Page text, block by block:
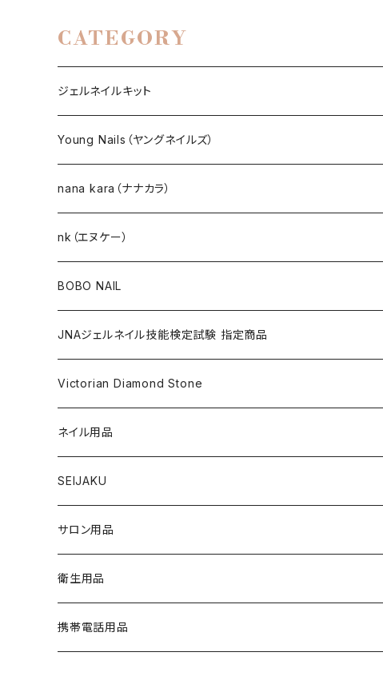
CATEGORY
ジェルネイルキット
選べるジェルネイルキット
ネイルアート作成キット
Young Nails（ヤングネイルズ）
BEST SELLERS（ベストセラー）
KITS（キット）
ACRYLIC（アクリル）
ACRYLIC POWDER（アクリルパウダー）
NAIL LIQUID（ネイルリキッド）
DIP & COLOR ACRYLIC POWDERS
DIP AND COLOR ACRYLIC POWDERS
KITS（キット）
GEL（ジェル）
SYNERGY GEL（シナジージェル）
PRECISION GEL APPLICATORS
ACCESSORIES（アクセサリー）
E-FILE & BITS（電子ファイルとビット）
DUST COLLECTOR（集塵機）
NAIL POLISH（ネイルポリッシュ）
YN NAIL POLISH（ネイルポリッシュ）
YN CONVERSIONS（別のヤングネイルズ）
NAIL ART（ネイルアート）
YN ART GLITTERS（アートグリッター）
YN ART MYLARS（アートマイラー）
PREPS & TREATMENTS
BRUSH CAP（ブラシキャップ）
nana kara（ナナカラ）
GEL NAIL
nana kara [3g] （ナナカラ）
nana kara petit [1g] （ナナカラ プチ）
フィルインジェル
クリアジェル
NAIL ART
ネイルパーツ
ネイルストーンパーツ
NAIL TIPS
NAIL TOOL
ブラシ
ネイルファイル
NAIL PREPS
LED/UVライト
nk（エヌケー）
GEL NAIL
3Dジェル
ベースジェル
NAIL ART
ネイルパーツ
パウダー
NAIL TOOL
フットファイル
NAIL PREPS
BOBO NAIL
セット
単品
JNAジェルネイル技能検定試験 指定商品
クリアジェル
カラージェル 赤指定色
Victorian Diamond Stone
50粒入り
1,440粒入り（大容量）
スノーフレイクシリーズ
ビジューシリーズ
ネイル用品
コリンスキー アクリルブラシ
浦和工業・ウラワ（URAWA）
スワロフスキー
Twinkle Cap（トゥインクルキャップ）
SEIJAKU
SHIRT
T-SHIRT
サロン用品
衛生用品
携帯電話用品